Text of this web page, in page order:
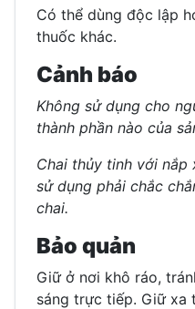
Có thể dùng độc lập
thuốc khác.
Cảnh báo
Không sử dụng cho
thành phần nào của
Chai thủy tinh với nắp
sử dụng phải chắc
chai.
Bảo quản
Giữ ở nơi khô ráo,
sáng trực tiếp. Giữ xa